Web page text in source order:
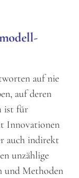
auf nie
auf deren
ist für
Innovationen
auch indirekt
unzählige
und Methoden